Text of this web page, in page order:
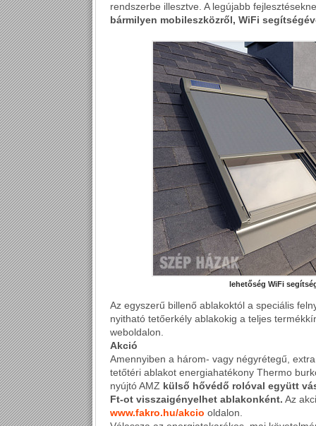
rendszerbe illesztve. A legújabb
bármilyen mobileszközről, WiFi
lehetőség WiFi
Az egyszerű billenő ablakoktól a speciális
nyitható tetőerkély ablakokig a teljes
weboldalon.
Akció
Amennyiben a három- vagy négyrétegű,
tetőtéri ablakot energiahatékony Thermo
nyújtó AMZ külső hővédő rolóval együtt
Ft-ot visszaigényelhet ablakonként. Az
www.fakro.hu/akcio oldalon.